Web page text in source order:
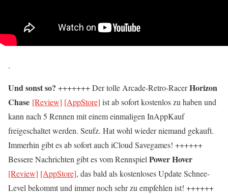
.
Und sonst so? +++++++ Der tolle Arcade-Retro-RacerHorizon
Chase [Review] [AppStore] ist ab sofort kostenlos zu haben und
kann nach 5 Rennen mit einem einmaligen InAppKauf
freigeschaltet werden. Seufz. Hat wohl wieder niemand gekauft.
Immerhin gibt es ab sofort auch iCloud Savegames! ++++++
Bessere Nachrichten gibt es vom RennspielPower Hover
[Review] [AppStore], das bald als kostenloses Update Schnee-
Level bekommt und immer noch sehr zu empfehlen ist! ++++++